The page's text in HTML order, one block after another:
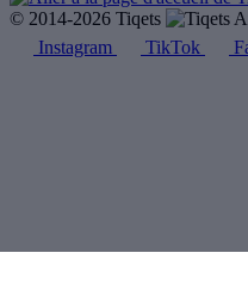
© 2014-2026 Tiqets
Instagram
TikTok